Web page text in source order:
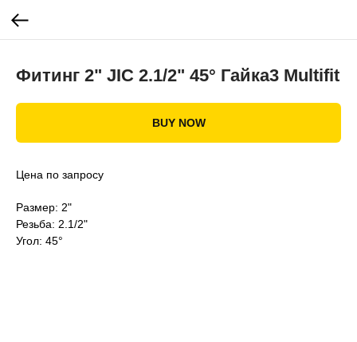
Фитинг 2" JIC 2.1/2" 45° Гайка3 Multifit
BUY NOW
Цена по запросу
Размер: 2"
Резьба: 2.1/2"
Угол: 45°